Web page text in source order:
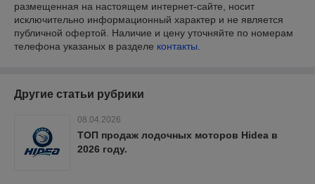
размещенная на настоящем интернет-сайте, носит
исключительно информационный характер и не является
публичной офертой. Наличие и цену уточняйте по номерам
телефона указаных в разделе контакты
Другие статьи рубрики
08.04.2026
ТОП продаж лодочных моторов Hidea в
2026 году.